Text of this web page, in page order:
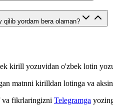
qilib yordam bera olaman?
kirill yozuvidan o'zbek lotin
matnni kirilldan lotinga va
fikrlaringizni Telegramga